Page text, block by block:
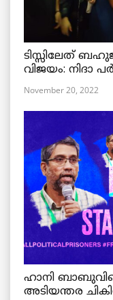
ടിസ്സിലേത്
വിജയം: നിദാ
November 20, 2022
ഹാനി
അടിയന്തര